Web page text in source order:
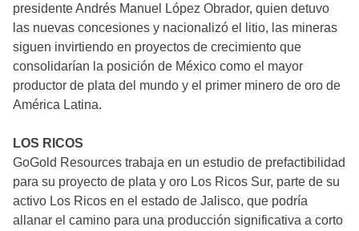
presidente Andrés Manuel López Obrador, quien detuvo
las nuevas concesiones y nacionalizó el litio, las mineras
siguen invirtiendo en proyectos de crecimiento que
consolidarían la posición de México como el mayor
productor de plata del mundo y el primer minero de oro de
América Latina.
LOS RICOS
GoGold Resources trabaja en un estudio de prefactibilidad
para su proyecto de plata y oro Los Ricos Sur, parte de su
activo Los Ricos en el estado de Jalisco, que podría
allanar el camino para una producción significativa a corto